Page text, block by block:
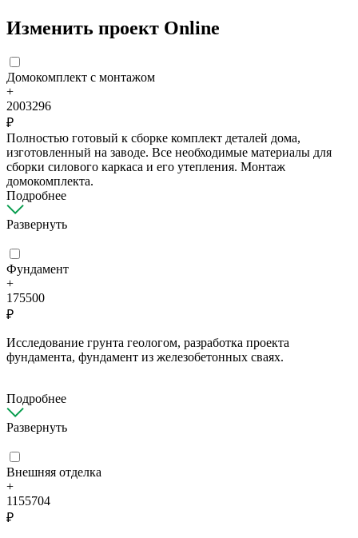
Изменить проект Online
Домокомплект с монтажом
+
2003296
₽
Полностью готовый к сборке комплект деталей дома,
изготовленный на заводе. Все необходимые материалы для
сборки силового каркаса и его утепления. Монтаж
домокомплекта.
Подробнее
Развернуть
Фундамент
+
175500
₽
Исследование грунта геологом, разработка проекта
фундамента, фундамент из железобетонных сваях.
Подробнее
Развернуть
Внешняя отделка
+
1155704
₽